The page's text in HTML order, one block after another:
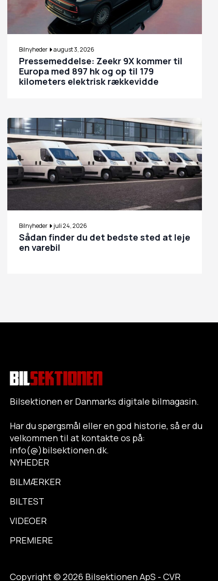
Bilnyheder august 3, 2026
Pressemeddelse: Zeekr 9X kommer til
Europa med 897 hk og op til 179
kilometers elektrisk rækkevidde
Bilnyheder juli 24, 2026
Sådan finder du det bedste sted at leje
en varebil
Bilsektionen er Danmarks digitale bilmagasin.
Har du spørgsmål eller en god historie, så er du
velkommen til at kontakte os på:
info(@)bilsektionen.dk.
NYHEDER
BILMÆRKER
BILTEST
VIDEOER
PREMIERE
Copyright © 2026 Bilsektionen ApS - CVR